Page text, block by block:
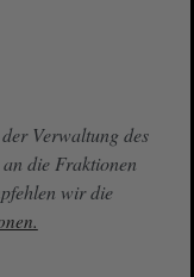
Verwaltung des
die Fraktionen
wir die